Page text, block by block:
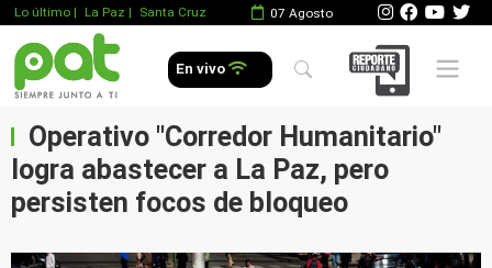
Lo último | La Paz | Santa Cruz 07 Agosto
En vivo Mobile
Operativo "Corredor Humanitario"
logra abastecer a La Paz, pero
persisten focos de bloqueo